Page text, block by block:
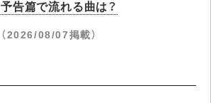
予告篇で流れる曲は？
（2026/08/07掲載）